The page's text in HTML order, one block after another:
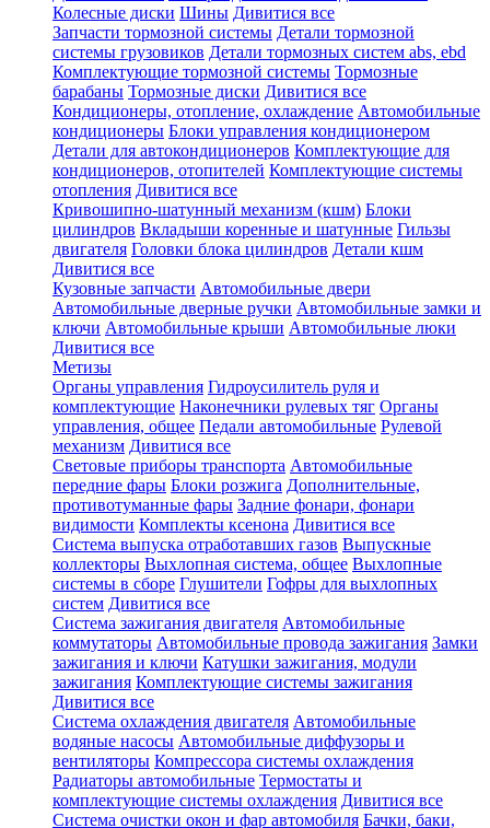
Колесные диски Шины Дивитися все
Запчасти тормозной системы Детали тормозной
системы грузовиков Детали тормозных систем abs, ebd
Комплектующие тормозной системы Тормозные
барабаны Тормозные диски Дивитися все
Кондиционеры, отопление, охлаждение Автомобильные
кондиционеры Блоки управления кондиционером
Детали для автокондиционеров Комплектующие для
кондиционеров, отопителей Комплектующие системы
отопления Дивитися все
Кривошипно-шатунный механизм (кшм) Блоки
цилиндров Вкладыши коренные и шатунные Гильзы
двигателя Головки блока цилиндров Детали кшм
Дивитися все
Кузовные запчасти Автомобильные двери
Автомобильные дверные ручки Автомобильные замки и
ключи Автомобильные крыши Автомобильные люки
Дивитися все
Метизы
Органы управления Гидроусилитель руля и
комплектующие Наконечники рулевых тяг Органы
управления, общее Педали автомобильные Рулевой
механизм Дивитися все
Световые приборы транспорта Автомобильные
передние фары Блоки розжига Дополнительные,
противотуманные фары Задние фонари, фонари
видимости Комплекты ксенона Дивитися все
Система выпуска отработавших газов Выпускные
коллекторы Выхлопная система, общее Выхлопные
системы в сборе Глушители Гофры для выхлопных
систем Дивитися все
Система зажигания двигателя Автомобильные
коммутаторы Автомобильные провода зажигания Замки
зажигания и ключи Катушки зажигания, модули
зажигания Комплектующие системы зажигания
Дивитися все
Система охлаждения двигателя Автомобильные
водяные насосы Автомобильные диффузоры и
вентиляторы Компрессора системы охлаждения
Радиаторы автомобильные Термостаты и
комплектующие системы охлаждения Дивитися все
Система очистки окон и фар автомобиля Бачки, баки,